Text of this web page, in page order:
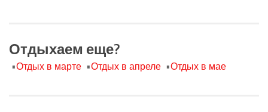
Отдыхаем еще?
•Отдых в марте •Отдых в апреле •Отдых в мае